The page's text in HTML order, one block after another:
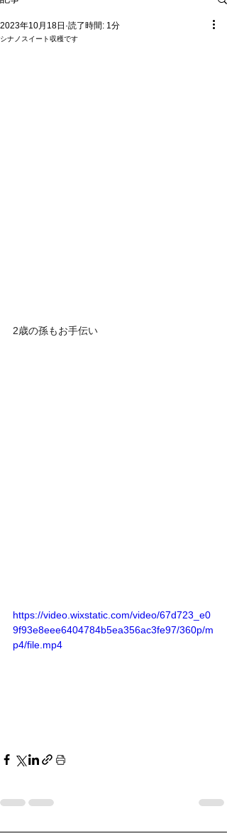
シナノスイート収穫です
2023年10月18日 読了時間: 1分
2歳の孫もお手伝い
https://video.wixstatic.com/video/67d723_e0
9f93e8eee6404784b5ea356ac3fe97/360p/m
p4/file.mp4